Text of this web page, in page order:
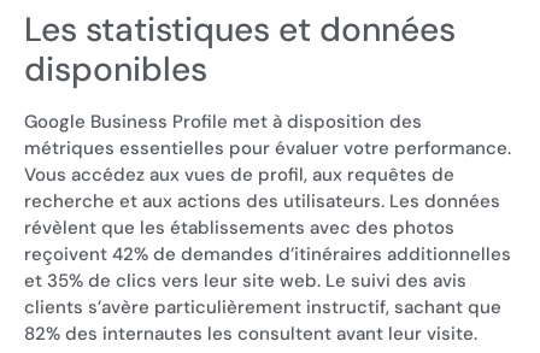
Les statistiques et données
disponibles
Google Business Profile met à disposition des
métriques essentielles pour évaluer votre performance.
Vous accédez aux vues de profil, aux requêtes de
recherche et aux actions des utilisateurs. Les données
révèlent que les établissements avec des photos
reçoivent 42% de demandes d’itinéraires additionnelles
et 35% de clics vers leur site web. Le suivi des avis
clients s’avère particulièrement instructif, sachant que
82% des internautes les consultent avant leur visite.